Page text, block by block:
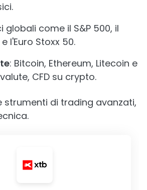
globali come il S&P 500, il
l'Euro Stoxx 50.
: Bitcoin, Ethereum, Litecoin e
CFD su crypto.
strumenti di trading avanzati,